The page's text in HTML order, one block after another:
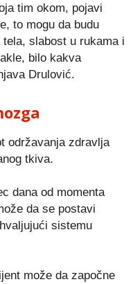
tim okom, pojavi
to mogu da budu
slabost u rukama i
bilo kakva
Drulović.
održavanja zdravlja
tkiva.
dana od momenta
da se postavi
sistemu
može da započne